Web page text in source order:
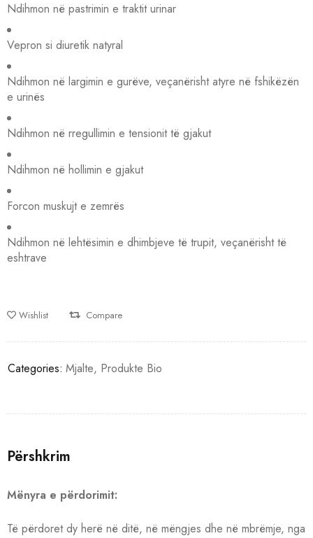
Ndihmon në pastrimin e traktit urinar
Vepron si diuretik natyral
Ndihmon në largimin e gurëve, veçanërisht atyre në fshikëzën
e urinës
Ndihmon në rregullimin e tensionit të gjakut
Ndihmon në hollimin e gjakut
Forcon muskujt e zemrës
Ndihmon në lehtësimin e dhimbjeve të trupit, veçanërisht të
eshtrave
Wishlist Compare
Categories: Mjalte, Produkte Bio
Përshkrim
Mënyra e përdorimit:
Të përdoret dy herë në ditë, në mëngjes dhe në mbrëmje, nga